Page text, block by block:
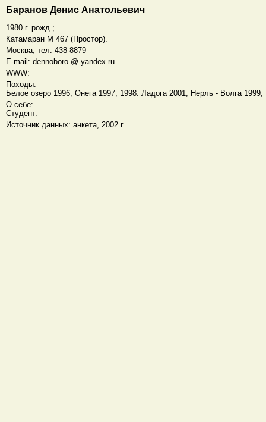
Баранов Денис Анатольевич
1980 г. рожд.;
Катамаран M 467 (Простор).
Москва, тел. 438-8879
E-mail: dennoboro @ yandex.ru
WWW:
Походы:
Белое озеро 1996, Онега 1997, 1998. Ладога 2001, Нерль - Волга
О себе:
Студент.
Источник данных: анкета, 2002 г.